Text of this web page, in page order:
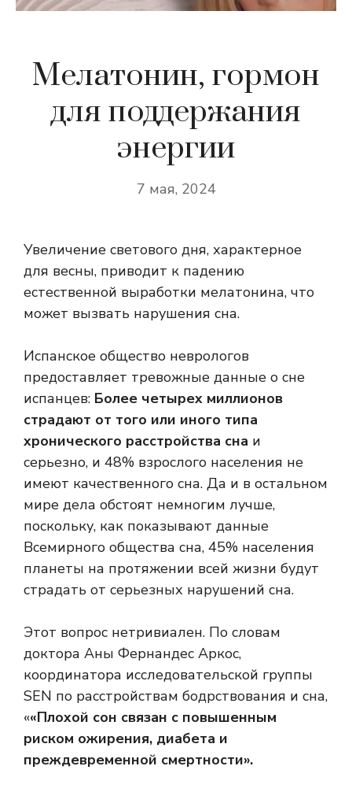
Мелатонин, гормон
для поддержания
энергии
7 мая, 2024
Увеличение светового дня, характерное
для весны, приводит к падению
естественной выработки мелатонина, что
может вызвать нарушения сна.
Испанское общество неврологов
предоставляет тревожные данные о сне
испанцев: Более четырех миллионов
страдают от того или иного типа
хронического расстройства сна и
серьезно, и 48% взрослого населения не
имеют качественного сна. Да и в остальном
мире дела обстоят немногим лучше,
поскольку, как показывают данные
Всемирного общества сна, 45% населения
планеты на протяжении всей жизни будут
страдать от серьезных нарушений сна.
Этот вопрос нетривиален. По словам
доктора Аны Фернандес Аркос,
координатора исследовательской группы
SEN по расстройствам бодрствования и сна,
««Плохой сон связан с повышенным
риском ожирения, диабета и
преждевременной смертности».